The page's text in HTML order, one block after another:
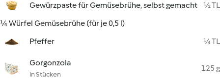
Gewürzpaste für Gemüsebrühe, selbst gemacht
½ TL
¼ Würfel Gemüsebrühe (für je 0,5 l)
Pfeffer
¼ TL
Gorgonzola
in Stücken
125 g